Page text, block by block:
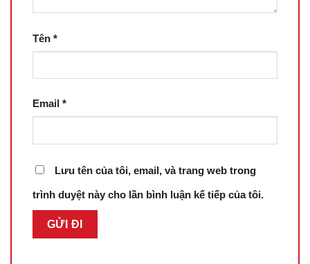
Tên *
Email *
Lưu tên của tôi, email, và trang web trong
trình duyệt này cho lần bình luận kế tiếp của tôi.